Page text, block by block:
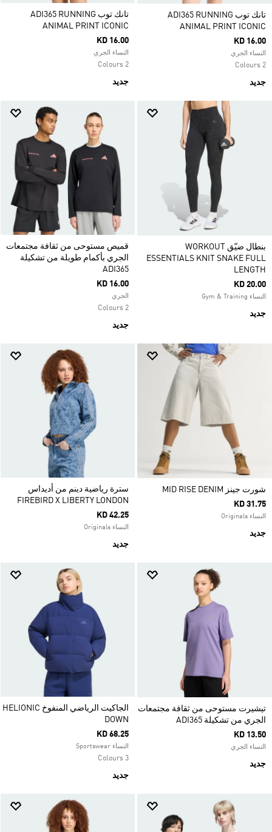
تانك توب ADI365 RUNNING
ANIMAL PRINT ICONIC
KD 16.00
النساء الجري
2 Colours
جديد
تانك توب ADI365 RUNNING
ANIMAL PRINT ICONIC
KD 16.00
النساء الجري
2 Colours
جديد
بنطال ضيّق WORKOUT
ESSENTIALS KNIT SNAKE FULL
LENGTH
KD 20.00
النساء Gym & Training
جديد
قميص مستوحى من ثقافة مجتمعات
الجري بأكمام طويلة من تشكيلة
ADI365
KD 16.00
الجري
2 Colours
جديد
شورت جينز MID RISE DENIM
KD 31.75
النساء Originals
جديد
سترة رياضية دينم من أديداس
FIREBIRD X LIBERTY LONDON
KD 42.25
النساء Originals
جديد
تيشيرت مستوحى من ثقافة مجتمعات
الجري من تشكيلة ADI365
KD 13.50
النساء الجري
جديد
الجاكيت الرياضي المنفوخ HELIONIC
DOWN
KD 68.25
النساء Sportswear
3 Colours
جديد